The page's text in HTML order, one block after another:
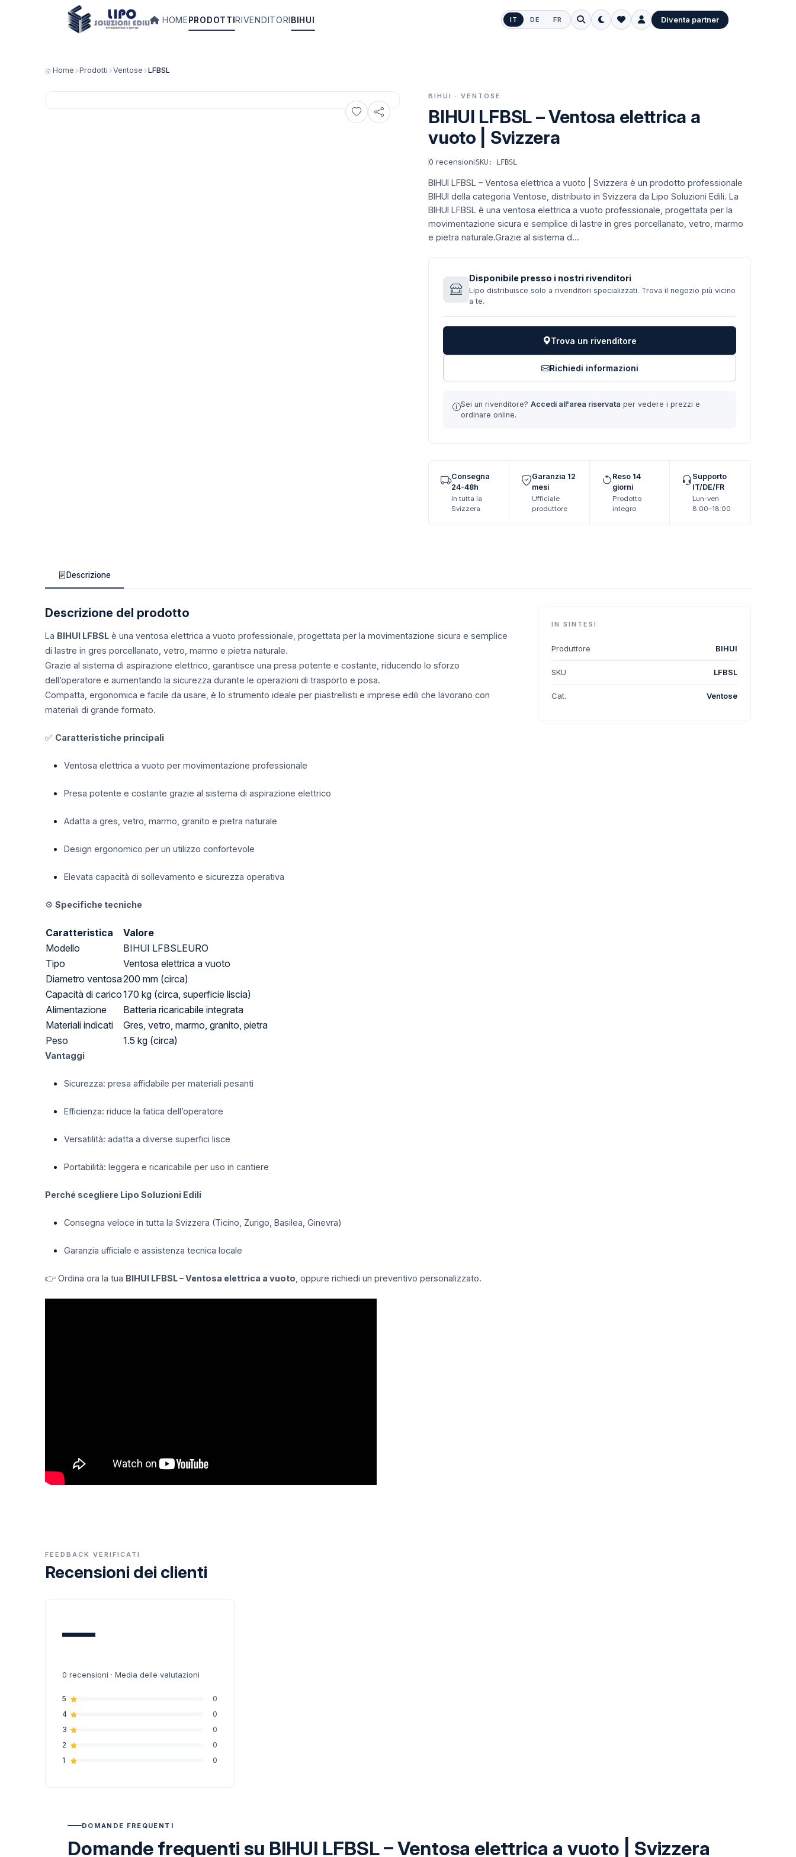
HOMEPRODOTTIRIVENDITORIBIHUI IT DE FR Diventa partner
Home Prodotti Ventose LFBSL
BIHUI · VENTOSE
BIHUI LFBSL – Ventosa elettrica a
vuoto | Svizzera
0 recensioniSKU: LFBSL
BIHUI LFBSL – Ventosa elettrica a vuoto | Svizzera è un prodotto professionale
BIHUI della categoria Ventose, distribuito in Svizzera da Lipo Soluzioni Edili. La
BIHUI LFBSL è una ventosa elettrica a vuoto professionale, progettata per la
movimentazione sicura e semplice di lastre in gres porcellanato, vetro, marmo
e pietra naturale.Grazie al sistema d...
Disponibile presso i nostri rivenditori
Lipo distribuisce solo a rivenditori specializzati. Trova il negozio più vicino
a te.
Trova un rivenditore
Richiedi informazioni
Sei un rivenditore?Accedi all'area riservata per vedere i prezzi e
ordinare online.
Consegna
24-48h
In tutta la
Svizzera
Garanzia 12
mesi
Ufficiale
produttore
Reso 14
giorni
Prodotto
integro
Supporto
IT/DE/FR
Lun-ven
8:00–18:00
Descrizione
Descrizione del prodotto
La BIHUI LFBSL è una ventosa elettrica a vuoto professionale, progettata per la movimentazione sicura e semplice
di lastre in gres porcellanato, vetro, marmo e pietra naturale.
Grazie al sistema di aspirazione elettrico, garantisce una presa potente e costante, riducendo lo sforzo
dell’operatore e aumentando la sicurezza durante le operazioni di trasporto e posa.
Compatta, ergonomica e facile da usare, è lo strumento ideale per piastrellisti e imprese edili che lavorano con
materiali di grande formato.
✅ Caratteristiche principali
Ventosa elettrica a vuoto per movimentazione professionale
Presa potente e costante grazie al sistema di aspirazione elettrico
Adatta a gres, vetro, marmo, granito e pietra naturale
Design ergonomico per un utilizzo confortevole
Elevata capacità di sollevamento e sicurezza operativa
⚙️ Specifiche tecniche
Caratteristica
Valore
Modello
BIHUI LFBSLEURO
Tipo
Ventosa elettrica a vuoto
Diametro ventosa200 mm (circa)
Capacità di carico170 kg (circa, superficie liscia)
Alimentazione
Batteria ricaricabile integrata
Materiali indicati
Gres, vetro, marmo, granito, pietra
Peso
1.5 kg (circa)
Vantaggi
Sicurezza: presa affidabile per materiali pesanti
Efficienza: riduce la fatica dell’operatore
Versatilità: adatta a diverse superfici lisce
Portabilità: leggera e ricaricabile per uso in cantiere
Perché scegliere Lipo Soluzioni Edili
Consegna veloce in tutta la Svizzera (Ticino, Zurigo, Basilea, Ginevra)
Garanzia ufficiale e assistenza tecnica locale
👉 Ordina ora la tua BIHUI LFBSL – Ventosa elettrica a vuoto , oppure richiedi un preventivo personalizzato.
IN SINTESI
Produttore BIHUI
SKU LFBSL
Cat. Ventose
FEEDBACK VERIFICATI
Recensioni dei clienti
—
0 recensioni · Media delle valutazioni
5
0
4
0
3
0
2
0
1
0
DOMANDE FREQUENTI
Domande frequenti su BIHUI LFBSL – Ventosa elettrica a vuoto | Svizzera